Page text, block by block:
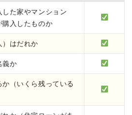
た家やマンション
購入したものか
）はだれか
義か
（いくら残っている